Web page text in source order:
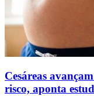
Cesáreas
risco, aponta